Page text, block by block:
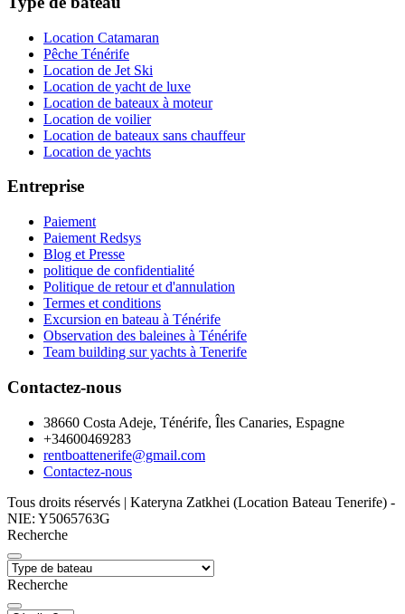
Location Catamaran
Pêche Ténérife
Location de Jet Ski
Location de yacht de luxe
Location de bateaux à moteur
Location de voilier
Location de bateaux sans chauffeur
Location de yachts
Entreprise
Paiement
Paiement Redsys
Blog et Presse
politique de confidentialité
Politique de retour et d'annulation
Termes et conditions
Excursion en bateau à Ténérife
Observation des baleines à Ténérife
Team building sur yachts à Tenerife
Contactez-nous
38660 Costa Adeje, Ténérife, Îles Canaries, Espagne
+34600469283
rentboattenerife@gmail.com
Contactez-nous
Tous droits réservés | Kateryna Zatkhei (Location Bateau Tenerife) -
NIE: Y5065763G
Recherche
Recherche